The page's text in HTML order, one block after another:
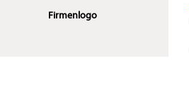
Firmenlogo